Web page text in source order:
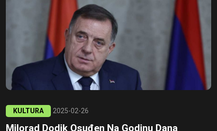
KULTURA 2025-02-26
Milorad Dodik Osuđen Na Godinu Dana